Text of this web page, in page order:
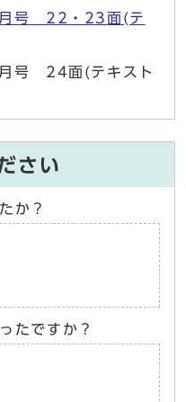
号 22・23面(テ
号 24面(テキスト
さい
か？
たですか？